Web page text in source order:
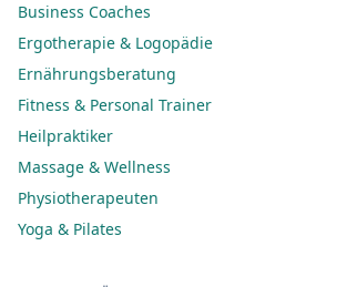
Business Coaches
Ergotherapie & Logopädie
Ernährungsberatung
Fitness & Personal Trainer
Heilpraktiker
Massage & Wellness
Physiotherapeuten
Yoga & Pilates